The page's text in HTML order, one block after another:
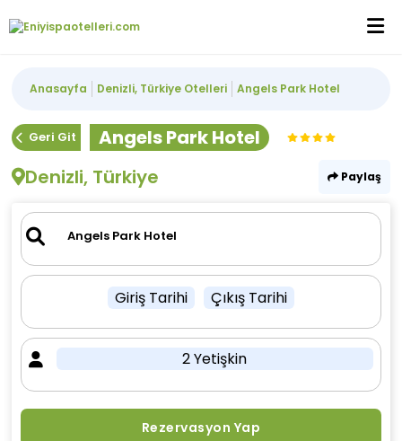
Anasayfa Denizli, Türkiye Otelleri Angels Park Hotel
Geri Git
Angels Park Hotel
Denizli, Türkiye
Paylaş
Giriş Tarihi Çıkış Tarihi
2 Yetişkin
Rezervasyon Yap